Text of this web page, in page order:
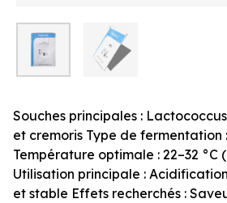
Souches principales :
et cremoris Type de
Température optimale : 22–32 °C
Utilisation principale :
et stable Effets recherchés :